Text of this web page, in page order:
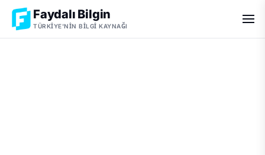
Faydalı Bilgin
TÜRKIYE'NIN BILGI KAYNAĞI